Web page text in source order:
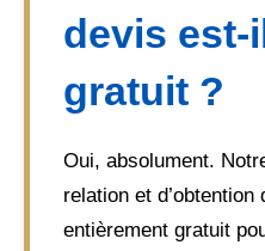
devis est-
gratuit ?
Oui, absolument.
relation et d’obtention
entièrement gratuit